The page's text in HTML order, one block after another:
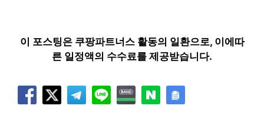
이 포스팅은 쿠팡파트너스 활동의 일환으로, 이에따
른 일정액의 수수료를 제공받습니다.